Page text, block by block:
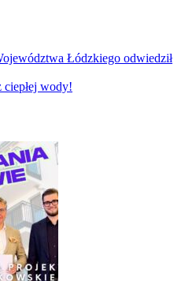
Łódzkiego odwiedził
wody!